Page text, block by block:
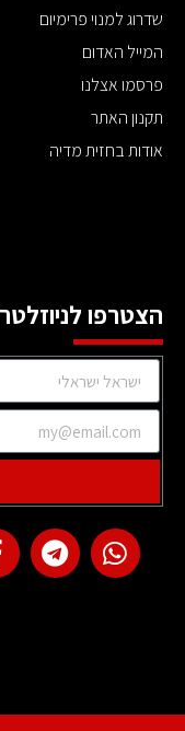
שדרוג למנוי פרימיום
המייל האדום
פרסמו אצלנו
תקנון האתר
אודות בחזית מדיה
הצטרפו